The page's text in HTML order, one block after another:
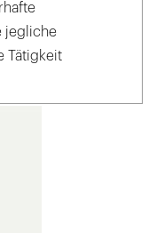
jegliche
Tätigkeit